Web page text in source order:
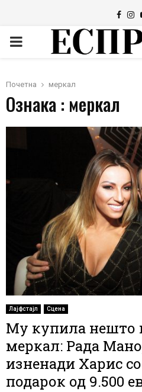
PRIMARY
Почетна меркал
Ознака : меркал
Лајфстајл Сцена
Му купила нешто
меркал: Рада
изненади Харис
подарок од 9.500